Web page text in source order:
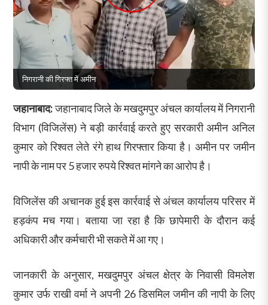
निगरानी की गिरफ्त में अमीन
जहानाबाद:जहानाबाद जिले के मखदुमपुर अंचल कार्यालय में निगरानी
विभाग (विजिलेंस) ने बड़ी कार्रवाई करते हुए सरकारी अमीन अनिल
कुमार को रिश्वत लेते रंगे हाथ गिरफ्तार किया है। अमीन पर जमीन
नापी के नाम पर 5 हजार रुपये रिश्वत मांगने का आरोप है।
विजिलेंस की अचानक हुई इस कार्रवाई से अंचल कार्यालय परिसर में
हड़कंप मच गया। बताया जा रहा है कि छापेमारी के दौरान कई
अधिकारी और कर्मचारी भी सकते में आ गए।
जानकारी के अनुसार, मखदुमपुर अंचल क्षेत्र के निवासी विमलेश
कुमार उर्फ राखी वर्मा ने अपनी 26 डिसमिल जमीन की नापी के लिए